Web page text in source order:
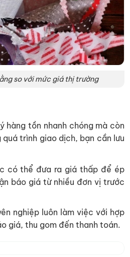
so với mức giá thị trường
hàng tồn nhanh chóng mà còn
trình giao dịch, bạn cần lưu
có thể đưa ra giá thấp để ép
báo giá từ nhiều đơn vị trước
nghiệp luôn làm việc với hợp
giá, thu gom đến thanh toán.